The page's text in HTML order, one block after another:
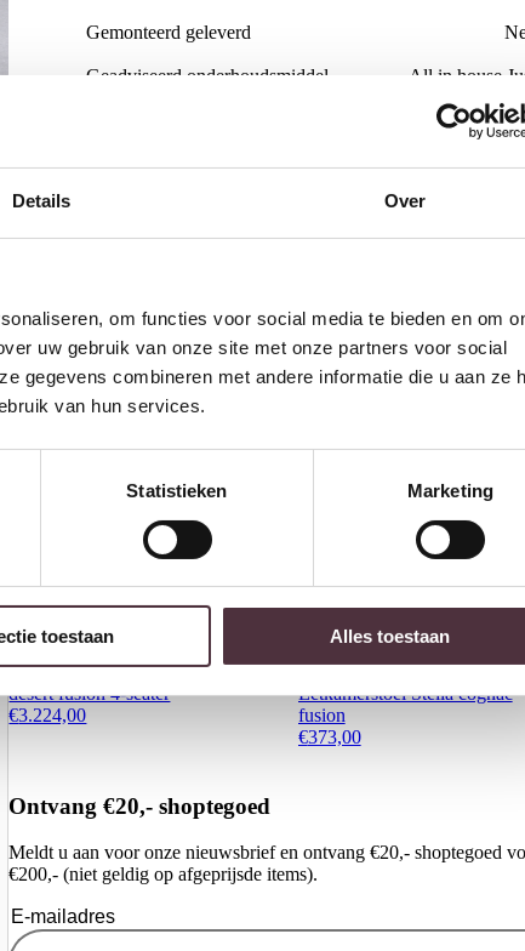
Details Over
om functies voor social media te bieden en om
uw gebruik van onze site met onze partners voor social
gegevens combineren met andere informatie die u aan ze
van hun services.
Statistieken Marketing
toestaan Alles toestaan
Gemonteerd geleverd
Geadviseerd onderhoudsmiddel All in house
thuis bezorgd boven de €100,-
Interessant voor jou
Richmond Interiors Bank Cassie
desert fusion 4-seater
€3.224,00
Richmond Interiors
Eetkamerstoel Stella cognac
fusion
€373,00
Ontvang €20,- shoptegoed
Meldt u aan voor onze nieuwsbrief en ontvang €20,- shoptegoed
€200,- (niet geldig op afgeprijsde items).